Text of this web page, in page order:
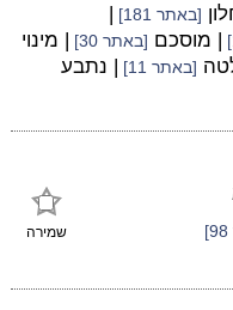
[באתר 181]
|
| מוסכם [באתר 30] | מינוי
[באתר 11] | נתבע
שמירה